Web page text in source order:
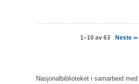
1–10 av 63 Neste>>
Nasjonalbiblioteket i samarbeid med